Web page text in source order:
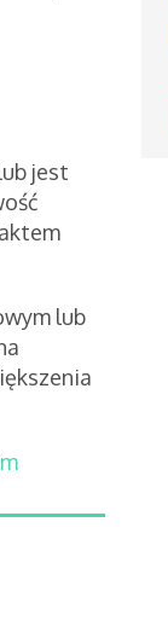
jest
lub